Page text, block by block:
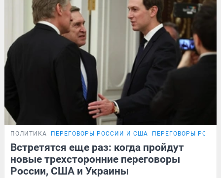
ПОЛИТИКА ПЕРЕГОВОРЫ РОССИИ И США ПЕРЕГОВОРЫ
Встретятся еще раз: когда пройдут
новые трехсторонние переговоры
России, США и Украины